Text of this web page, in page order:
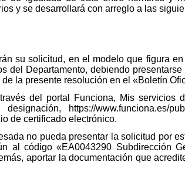
y se desarrollará con arreglo a las
su solicitud, en el modelo que figura
del Departamento, debiendo
la presente resolución en el «Boletín
del portal Funciona, Mis servicios
https://www.funciona.es/
de certificado electrónico.
no pueda presentar la solicitud por
al código «EA0043290 Subdirección
aportar la documentación que